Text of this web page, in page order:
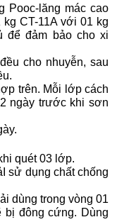
Pooc-lăng mác cao
CT-11A với 01 kg
để đảm bảo cho xi
cho nhuyễn, sau
trên. Mỗi lớp cách
ngày trước khi sơn
quét 03 lớp.
sử dụng chất chống
dùng trong vòng 01
đông cứng. Dùng